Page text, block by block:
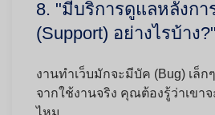
8. "มีบริการดูแลหลังกา
(Support) อย่างไรบ้าง?"
งานทำเว็บมักจะมีบัค (Bug) เล็
จากใช้งานจริง คุณต้องรู้ว่าเขา
ไหม